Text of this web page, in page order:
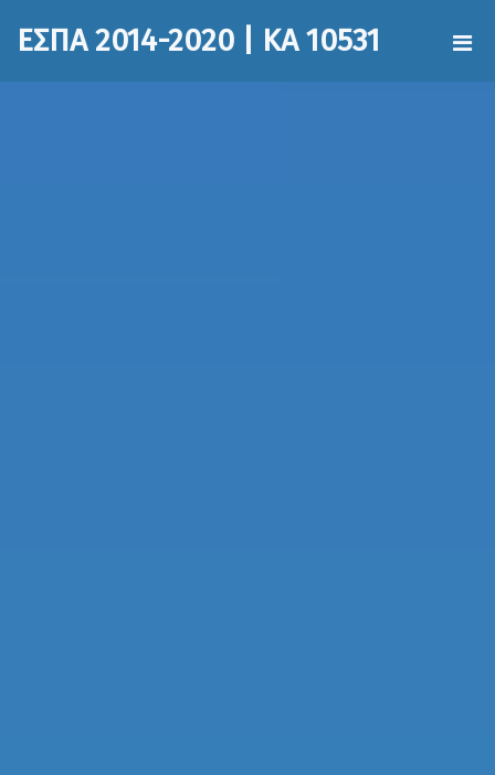
ΕΣΠΑ 2014-2020 | ΚΑ 10531